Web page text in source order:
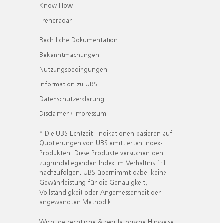
Know How
Trendradar
Rechtliche Dokumentation
Bekanntmachungen
Nutzungsbedingungen
Information zu UBS
Datenschutzerklärung
Disclaimer / Impressum
* Die UBS Echtzeit- Indikationen basieren auf
Quotierungen von UBS emittierten Index-
Produkten. Diese Produkte versuchen den
zugrundeliegenden Index im Verhältnis 1:1
nachzufolgen. UBS übernimmt dabei keine
Gewährleistung für die Genauigkeit,
Vollständigkeit oder Angemessenheit der
angewandten Methodik.